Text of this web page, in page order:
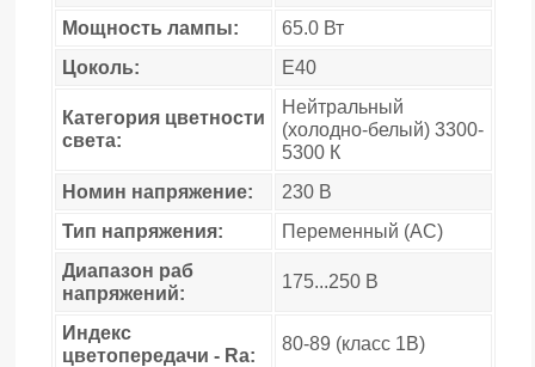
Мощность лампы:
65.0 Вт
Цоколь:
E40
Категория цветности
света:
Нейтральный
(холодно-белый) 3300-
5300 К
Номин напряжение:
230 В
Тип напряжения:
Переменный (AC)
Диапазон раб
напряжений:
175...250 В
Индекс
цветопередачи - Ra:
80-89 (класс 1B)